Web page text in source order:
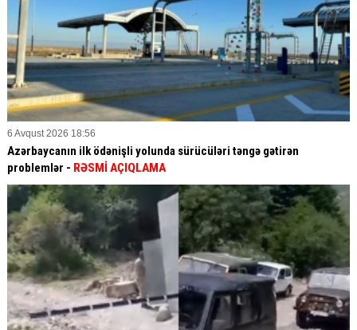
6 Avqust 2026 18:56
Azərbaycanın ilk ödənişli yolunda sürücüləri təngə gətirən
problemlər - RƏSMİ AÇIQLAMA